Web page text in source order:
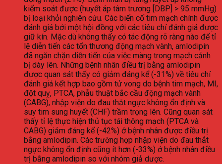
kiểm soát được (huyết áp tâm trương [DBP] > 95 mmHg)
bị loại khỏi nghiên cứu. Các biến cố tim mạch chính được
đánh giá bởi một hội đồng với các tiêu chí đánh giá được
giữ kín. Mặc dù không thấy có tác động rõ ràng nào để tỉ
lệ diễn tiến các tổn thương động mạch vành, amlodipin
đã ngăn chặn diễn tiến của việc màng trong mạch cảnh
bị dày lên. Những bệnh nhân điều trị bằng amlodipin
được quan sát thấy có giảm đáng kể (-31%) về tiêu chí
đánh giá kết hợp bao gồm tử vong do bệnh tim mạch, MI,
đột quỵ, PTCA, phẫu thuật bắc cầu động mạch vành
(CABG), nhập viện do đau thắt ngực không ổn định và
suy tim sung huyết (CHF) trầm trọng lên. Cũng quan sát
thấy tỉ lệ thực hiện thủ tục tái thông mạch (PTCA và
CABG) giảm đáng kể (-42%) ở bệnh nhân được điều trị
bằng amlodipin. Các trường hợp nhập viện do đau thắt
ngực không ổn định cũng ít hơn (-33%) ở bệnh nhân điều
trị bằng amlodipin so với nhóm giả dược.